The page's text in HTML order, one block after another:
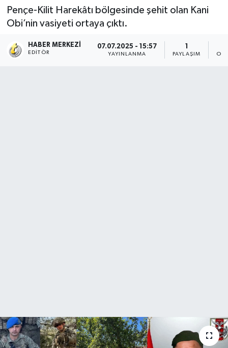
Pençe-Kilit Harekâtı bölgesinde şehit olan Kani
Obi’nin vasiyeti ortaya çıktı.
HABER MERKEZI
EDITÖR
07.07.2025 - 15:57
YAYINLANMA
1
PAYLAŞIM